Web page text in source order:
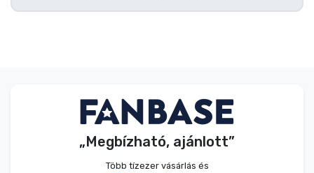
„Megbízható, ajánlott”
Több tízezer vásárlás és